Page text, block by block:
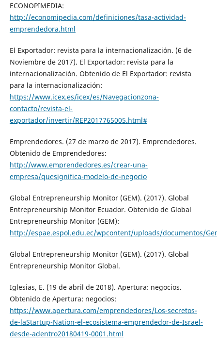
ECONOPIMEDIA:
http://economipedia.com/definiciones/tasa-actividad-
emprendedora.html
El Exportador: revista para la internacionalización. (6 de
Noviembre de 2017). El Exportador: revista para la
internacionalización. Obtenido de El Exportador: revista
para la internacionalización:
https://www.icex.es/icex/es/Navegacionzona-
contacto/revista-el-
exportador/invertir/REP2017765005.html#
Emprendedores. (27 de marzo de 2017). Emprendedores.
Obtenido de Emprendedores:
http://www.emprendedores.es/crear-una-
empresa/quesignifica-modelo-de-negocio
Global Entrepreneurship Monitor (GEM). (2017). Global
Entrepreneurship Monitor Ecuador. Obtenido de Global
Entrepreneurship Monitor (GEM):
http://espae.espol.edu.ec/wpcontent/uploads/documentos/
Global Entrepreneurship Monitor (GEM). (2017). Global
Entrepreneurship Monitor Global.
Iglesias, E. (19 de abril de 2018). Apertura: negocios.
Obtenido de Apertura: negocios:
https://www.apertura.com/emprendedores/Los-secretos-
de-laStartup-Nation-el-ecosistema-emprendedor-de-Israel-
desde-adentro20180419-0001.html